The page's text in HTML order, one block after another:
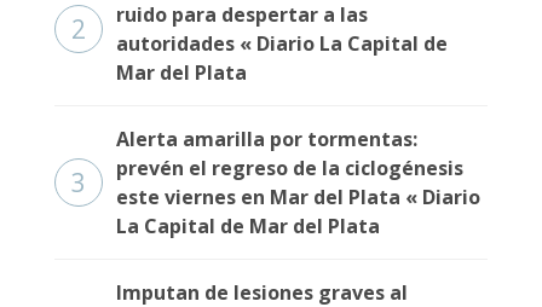
2
ruido para despertar a las
autoridades « Diario La Capital de
Mar del Plata
3
Alerta amarilla por tormentas:
prevén el regreso de la ciclogénesis
este viernes en Mar del Plata « Diario
La Capital de Mar del Plata
Imputan de lesiones graves al